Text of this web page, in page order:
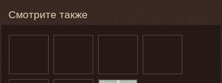
Смотрите также